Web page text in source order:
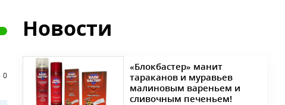
0
Новости
«Блокбастер» манит
тараканов и муравьев
малиновым вареньем и
сливочным печеньем!